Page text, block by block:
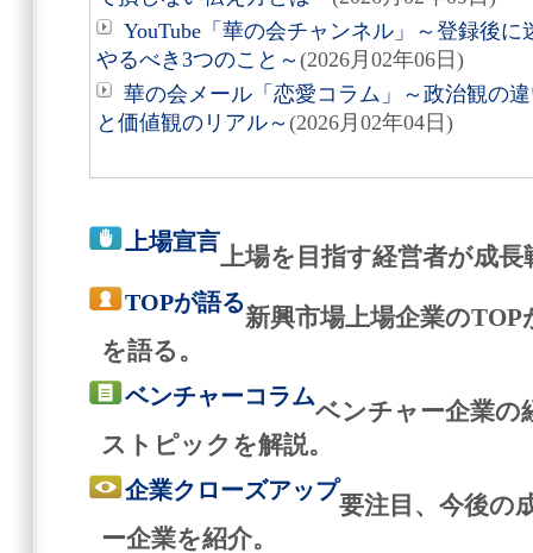
YouTube「華の会チャンネル」～登録後
やるべき3つのこと～ (2026月02年06日)
華の会メール「恋愛コラム」～政治観の
と価値観のリアル～ (2026月02年04日)
上場宣言
上場を目指す経営者が成
TOPが語る
新興市場上場企業の
を語る。
ベンチャーコラム
ベンチャー企業の
ストピックを解説。
企業クローズアップ
要注目、今後の
ー企業を紹介。